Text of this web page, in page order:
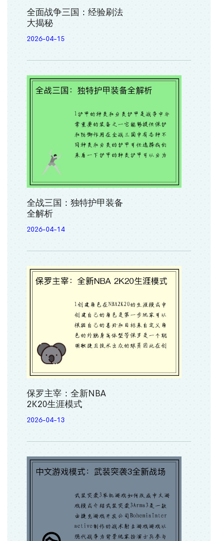
全面战争三国：经验刷法
大揭秘
2026-04-15
全战三国：独特护甲装备
全解析
2026-04-14
保罗主宰：全新NBA
2K20生涯模式
2026-04-13